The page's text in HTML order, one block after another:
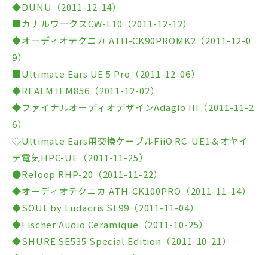
◆DUNU（2011-12-14）
■カナルワークスCW-L10（2011-12-12）
◆オーディオテクニカ ATH-CK90PROMK2（2011-12-0
9）
■Ultimate Ears UE 5 Pro（2011-12-06）
◆REALM IEM856（2011-12-02）
◆ファイナルオーディオデザインAdagio III（2011-11-2
6）
◇Ultimate Ears用交換ケーブルFiiO RC-UE1＆オヤイ
デ電気HPC-UE（2011-11-25）
●Reloop RHP-20（2011-11-22）
◆オーディオテクニカ ATH-CK100PRO（2011-11-14）
◆SOUL by Ludacris SL99（2011-11-04）
◆Fischer Audio Ceramique（2011-10-25）
◆SHURE SE535 Special Edition（2011-10-21）